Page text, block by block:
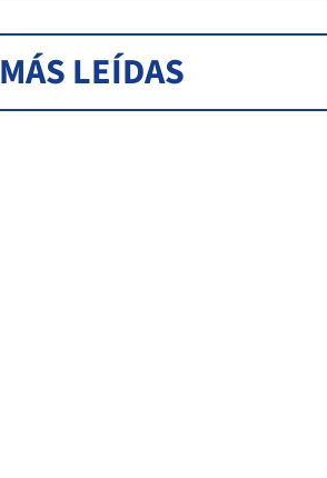
MÁS LEÍDAS